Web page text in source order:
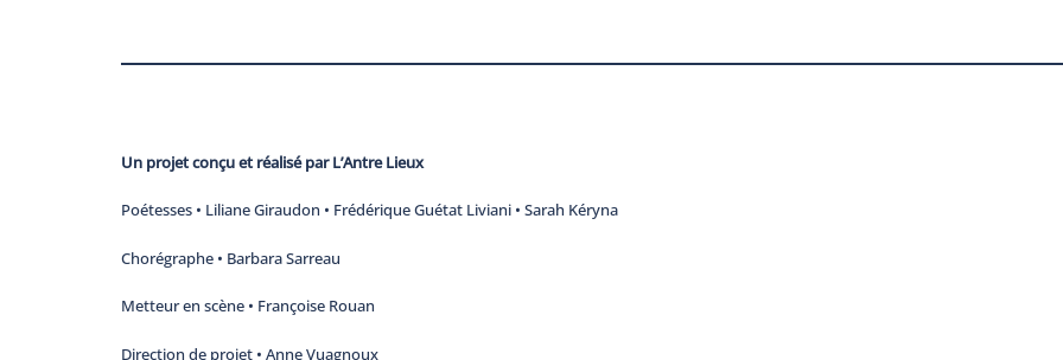
Un projet conçu et réalisé par L’Antre Lieux
Poétesses • Liliane Giraudon • Frédérique Guétat Liviani • Sarah Kéryna
Chorégraphe • Barbara Sarreau
Metteur en scène • Françoise Rouan
Direction de projet • Anne Vuagnoux